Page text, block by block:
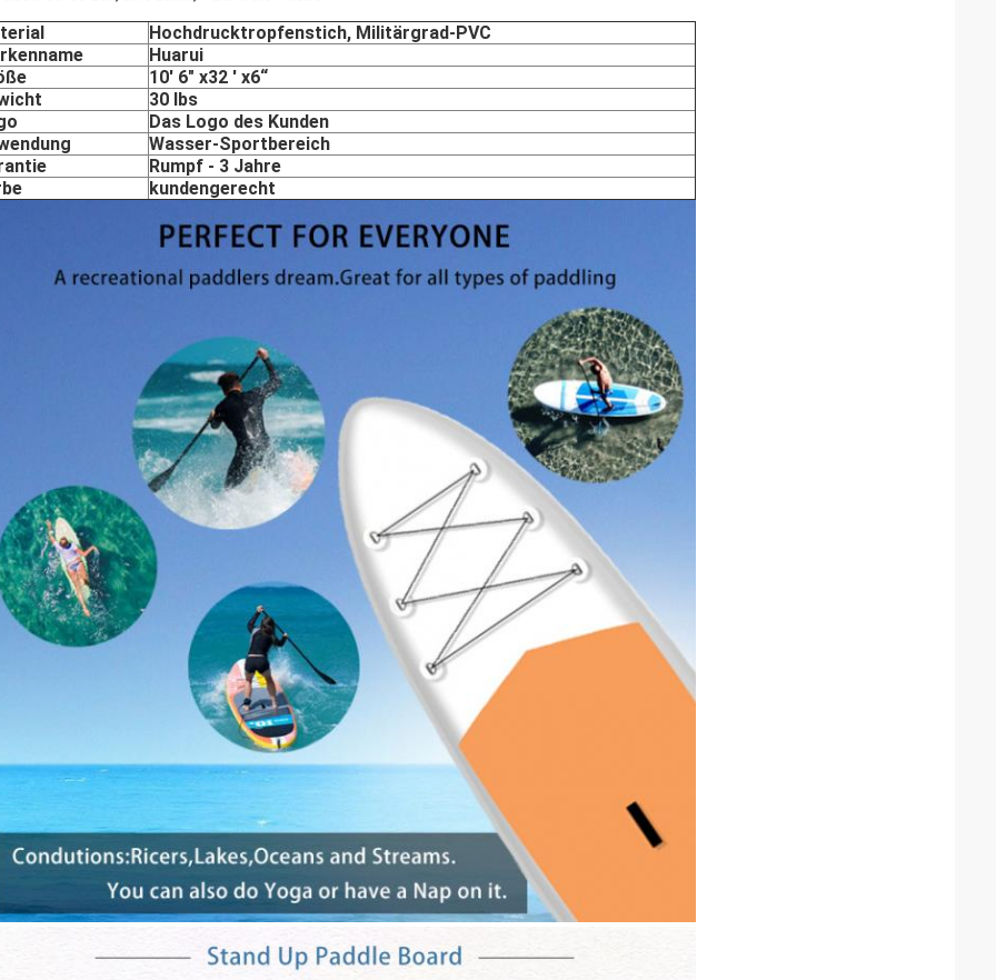
Hochdrucktropfenstich, Militärgrad-PVC
Huarui
10' 6" x32 ' x6“
30 lbs
Das Logo des Kunden
Wasser-Sportbereich
Rumpf - 3 Jahre
kundengerecht